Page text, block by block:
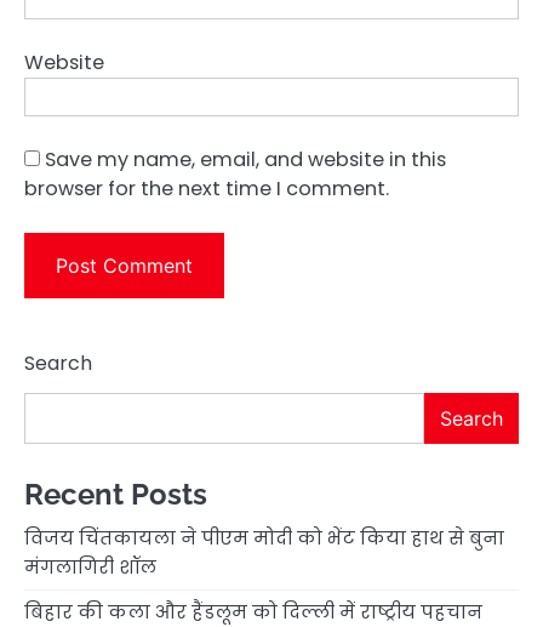
Website
Save my name, email, and website in this
browser for the next time I comment.
Search
Search
Recent Posts
विजय चिंतकायला ने पीएम मोदी को भेंट किया हाथ से बुना
मंगलागिरी शॉल
बिहार की कला और हैंडलूम को दिल्ली में राष्ट्रीय पहचान